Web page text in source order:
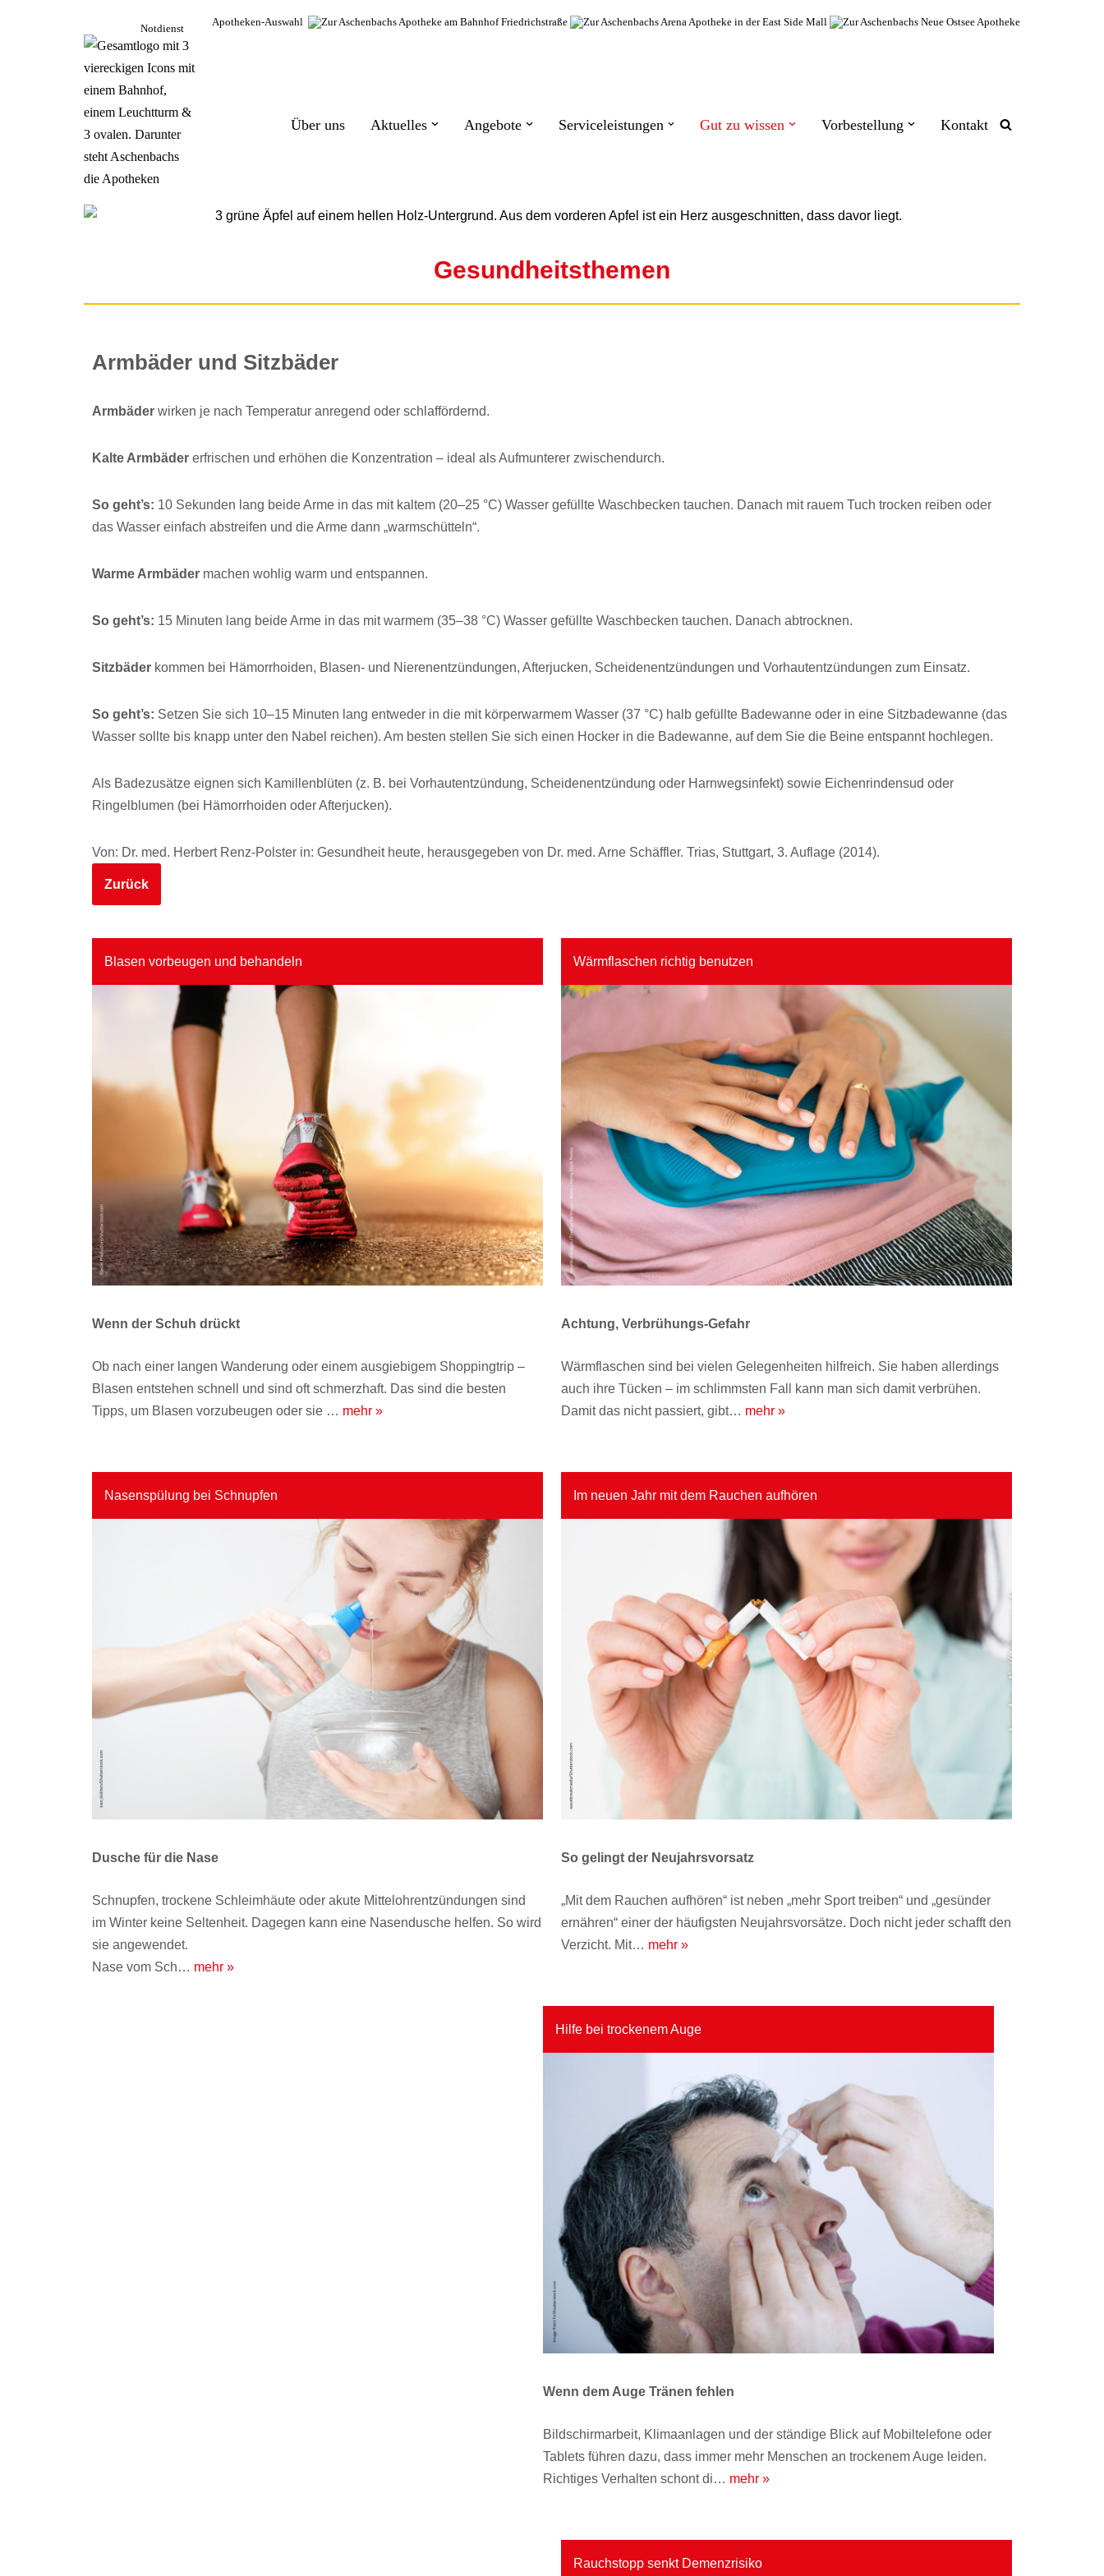
Notdienst
Apotheken-Auswahl
Über uns Aktuelles Angebote Serviceleistungen Gut zu wissen Vorbestellung Kontakt
Gesundheitsthemen
Armbäder und Sitzbäder
Armbäder wirken je nach Temperatur anregend oder schlaffördernd.
Kalte Armbäder erfrischen und erhöhen die Konzentration – ideal als Aufmunterer zwischendurch.
So geht’s: 10 Sekunden lang beide Arme in das mit kaltem (20–25 °C) Wasser gefüllte Waschbecken tauchen. Danach mit rauem Tuch trocken reiben oder
das Wasser einfach abstreifen und die Arme dann „warmschütteln“.
Warme Armbäder machen wohlig warm und entspannen.
So geht’s: 15 Minuten lang beide Arme in das mit warmem (35–38 °C) Wasser gefüllte Waschbecken tauchen. Danach abtrocknen.
Sitzbäder kommen bei Hämorrhoiden, Blasen- und Nierenentzündungen, Afterjucken, Scheidenentzündungen und Vorhautentzündungen zum Einsatz.
So geht’s: Setzen Sie sich 10–15 Minuten lang entweder in die mit körperwarmem Wasser (37 °C) halb gefüllte Badewanne oder in eine Sitzbadewanne (das
Wasser sollte bis knapp unter den Nabel reichen). Am besten stellen Sie sich einen Hocker in die Badewanne, auf dem Sie die Beine entspannt hochlegen.
Als Badezusätze eignen sich Kamillenblüten (z. B. bei Vorhautentzündung, Scheidenentzündung oder Harnwegsinfekt) sowie Eichenrindensud oder
Ringelblumen (bei Hämorrhoiden oder Afterjucken).
Von: Dr. med. Herbert Renz-Polster in: Gesundheit heute, herausgegeben von Dr. med. Arne Schäffler. Trias, Stuttgart, 3. Auflage (2014).
Zurück
Blasen vorbeugen und behandeln
Wenn der Schuh drückt
Ob nach einer langen Wanderung oder einem ausgiebigem Shoppingtrip –
Blasen entstehen schnell und sind oft schmerzhaft. Das sind die besten
Tipps, um Blasen vorzubeugen oder sie … mehr »
Wärmflaschen richtig benutzen
Achtung, Verbrühungs-Gefahr
Wärmflaschen sind bei vielen Gelegenheiten hilfreich. Sie haben allerdings
auch ihre Tücken – im schlimmsten Fall kann man sich damit verbrühen.
Damit das nicht passiert, gibt… mehr »
Nasenspülung bei Schnupfen
Dusche für die Nase
Schnupfen, trockene Schleimhäute oder akute Mittelohrentzündungen sind
im Winter keine Seltenheit. Dagegen kann eine Nasendusche helfen. So wird
sie angewendet.
Nase vom Sch… mehr »
Im neuen Jahr mit dem Rauchen aufhören
So gelingt der Neujahrsvorsatz
„Mit dem Rauchen aufhören“ ist neben „mehr Sport treiben“ und „gesünder
ernähren“ einer der häufigsten Neujahrsvorsätze. Doch nicht jeder schafft den
Verzicht. Mit… mehr »
Hilfe bei trockenem Auge
Wenn dem Auge Tränen fehlen
Bildschirmarbeit, Klimaanlagen und der ständige Blick auf Mobiltelefone oder
Tablets führen dazu, dass immer mehr Menschen an trockenem Auge leiden.
Richtiges Verhalten schont di… mehr »
Rauchstopp senkt Demenzrisiko